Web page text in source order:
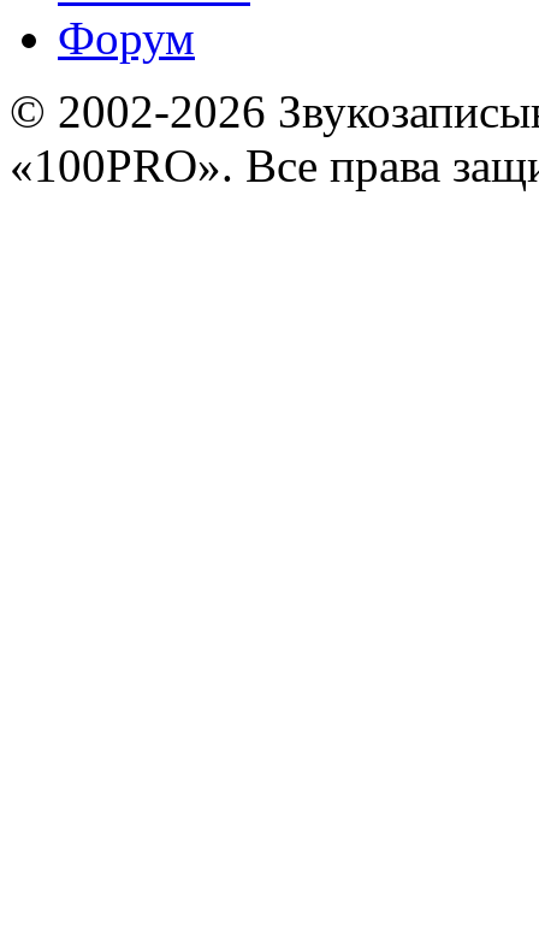
Форум
© 2002-2026
«100PRO». Все права